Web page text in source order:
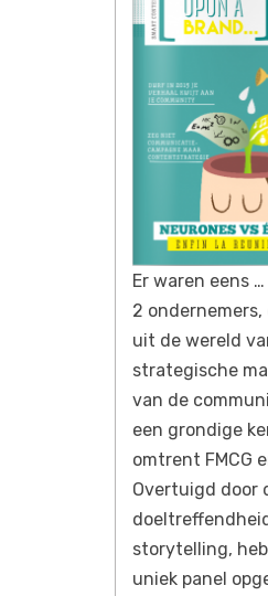
Er waren eens …
2
uit de wereld
strategische
van de
een grondige
omtrent FMCG
Overtuigd door
storytelling,
uniek panel